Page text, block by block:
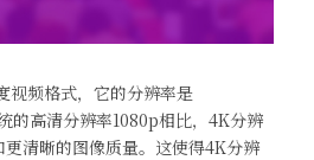
视频格式，它的分辨率是
的高清分辨率1080p相比，4K分辨
清晰的图像质量。这使得4K分辨